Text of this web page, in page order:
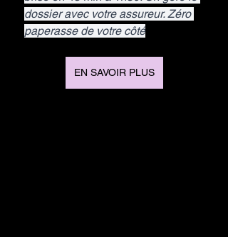
dossier avec votre assureur. Zéro
paperasse de votre côté
EN SAVOIR PLUS